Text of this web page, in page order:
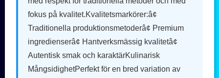
fokus på kvalitet.Kvalitetsmarkörer:â¢
Traditionella produktionsmetoderâ¢ Premium
ingredienserâ¢ Hantverksmässig kvalitetâ¢
Autentisk smak och karaktärKulinarisk
MångsidighetPerfekt för en bred variation av